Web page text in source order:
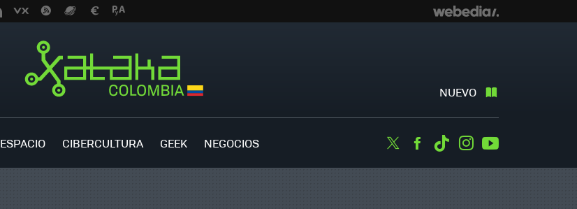
NUEVO
ESPACIO CIBERCULTURA GEEK NEGOCIOS TwitterFacebook
TiktokInstagram